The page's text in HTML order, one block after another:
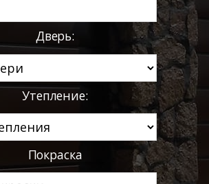
Дверь:
Утепление:
Покраска